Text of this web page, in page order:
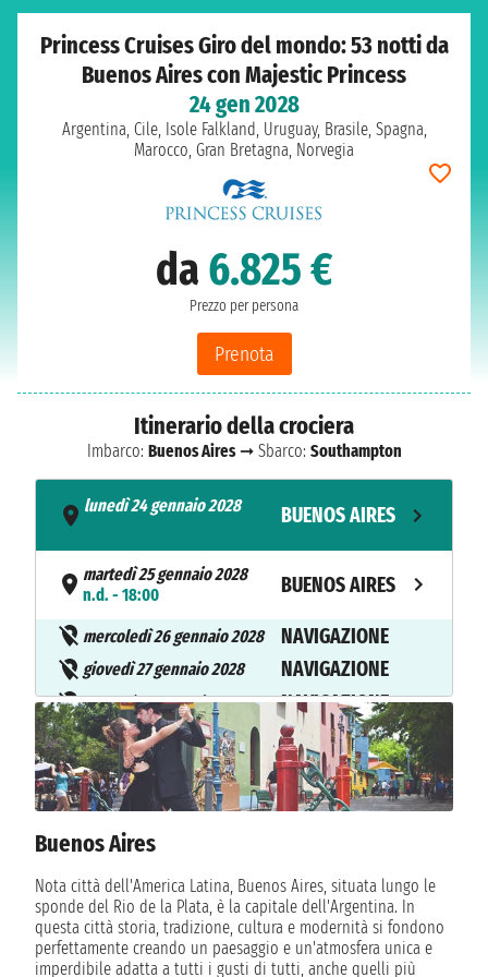
Princess Cruises Giro del mondo: 53 notti da
Buenos Aires con Majestic Princess
24 gen 2028
Argentina, Cile, Isole Falkland, Uruguay, Brasile, Spagna,
Marocco, Gran Bretagna, Norvegia
da 6.825 €
Prezzo per persona
Prenota
Itinerario della crociera
Imbarco: Buenos Aires➞ Sbarco: Southampton
lunedì 24 gennaio 2028
BUENOS AIRES
martedì 25 gennaio 2028
n.d. - 18:00
BUENOS AIRES
mercoledì 26 gennaio 2028 NAVIGAZIONE
giovedì 27 gennaio 2028 NAVIGAZIONE
venerdì 28 gennaio 2028 NAVIGAZIONE
sabato 29 gennaio 2028
07:00 - 16:00
PUNTA ARENAS
domenica 30 gennaio 2028
09:00 - 20:00
lunedì 31 gennaio 2028 NAVIGAZIONE
martedì 1 febbraio 2028 NAVIGAZIONE
mercoledì 2 febbraio 2028 NAVIGAZIONE
Buenos Aires
Nota città dell'America Latina, Buenos Aires, situata lungo le
sponde del Rio de la Plata, è la capitale dell'Argentina. In
questa città storia, tradizione, cultura e modernità si fondono
perfettamente creando un paesaggio e un'atmosfera unica e
imperdibile adatta a tutti i gusti di tutti, anche quelli più